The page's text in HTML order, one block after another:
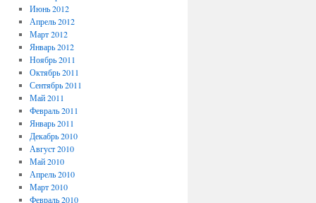
Июнь 2012
Апрель 2012
Март 2012
Январь 2012
Ноябрь 2011
Октябрь 2011
Сентябрь 2011
Май 2011
Февраль 2011
Январь 2011
Декабрь 2010
Август 2010
Май 2010
Апрель 2010
Март 2010
Февраль 2010